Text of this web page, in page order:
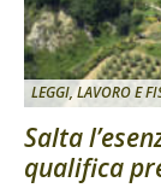
LEGGI, LAVORO E
Salta
qualifica